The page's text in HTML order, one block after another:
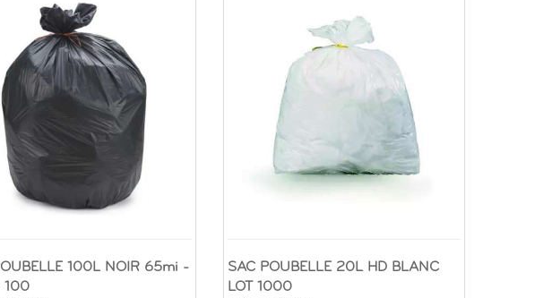
100L NOIR 65mi -
100
SAC POUBELLE 20L HD BLANC
LOT 1000